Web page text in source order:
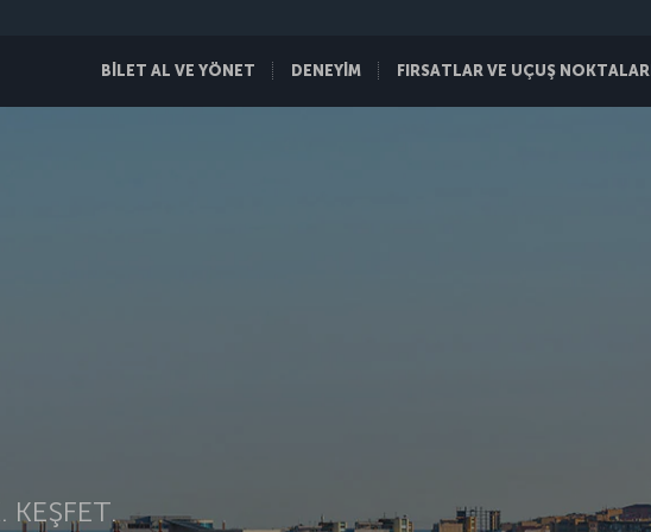
BİLET AL VE YÖNET DENEYİM FIRSATLAR VE UÇUŞ NOKTALARI